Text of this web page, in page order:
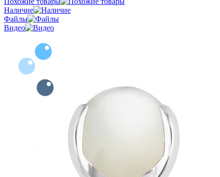
Наличие
Файлы
Видео